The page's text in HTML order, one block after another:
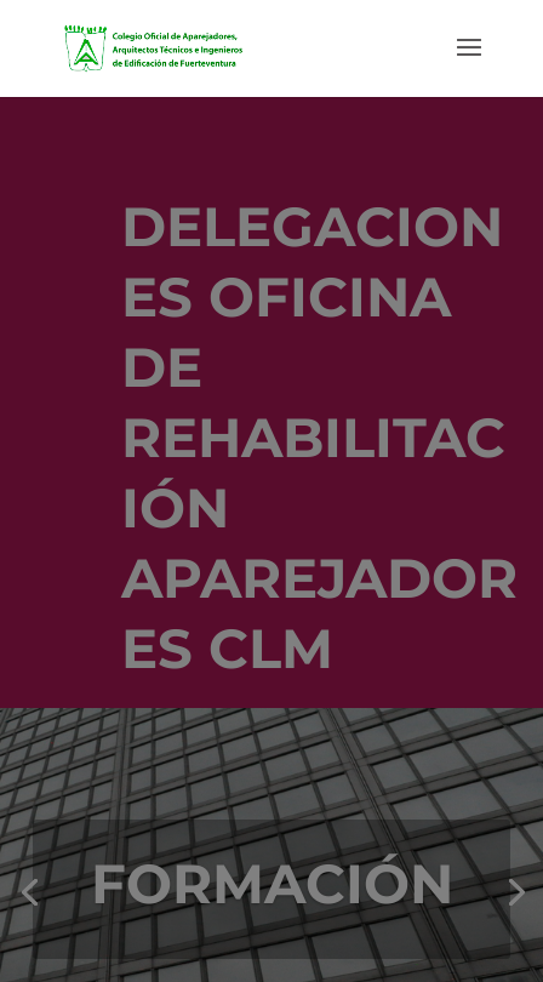
DELEGACION
ES OFICINA
DE
REHABILITAC
IÓN
APAREJADOR
ES CLM
FORMACIÓN